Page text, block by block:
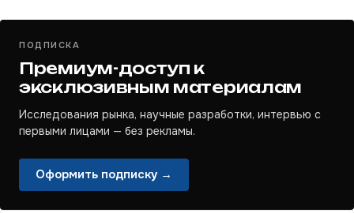
ПОДПИСКА
Премиум-доступ к
эксклюзивным материалам
Исследования рынка, научные разработки, интервью с
первыми лицами — без рекламы.
Оформить подписку →